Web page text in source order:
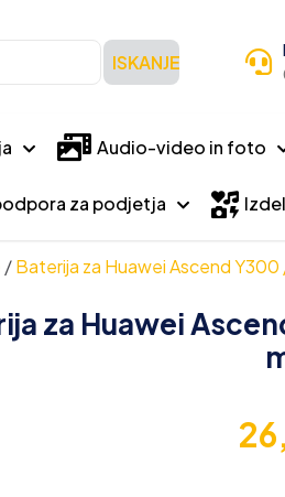
ISKANJE
Audio-video in foto
za podjetja
/Baterija za Huawei Ascend
za Huawei